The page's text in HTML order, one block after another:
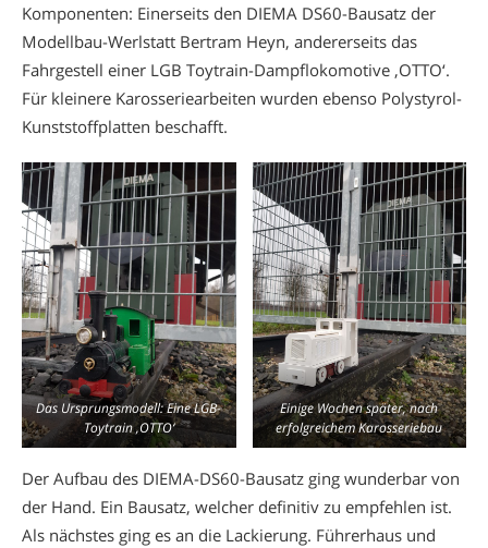
Komponenten: Einerseits den DIEMA DS60-Bausatz der
Modellbau-Werlstatt Bertram Heyn, andererseits das
Fahrgestell einer LGB Toytrain-Dampflokomotive ‚OTTO‘.
Für kleinere Karosseriearbeiten wurden ebenso Polystyrol-
Kunststoffplatten beschafft.
Das Ursprungsmodell: Eine LGB-
Toytrain ‚OTTO‘
Einige Wochen später, nach
erfolgreichem Karosseriebau
Der Aufbau des DIEMA-DS60-Bausatz ging wunderbar von
der Hand. Ein Bausatz, welcher definitiv zu empfehlen ist.
Als nächstes ging es an die Lackierung. Führerhaus und